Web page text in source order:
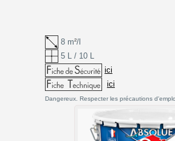
8 m²/l
5 L / 10 L
ici
ici
Dangereux. Respecter les précautions